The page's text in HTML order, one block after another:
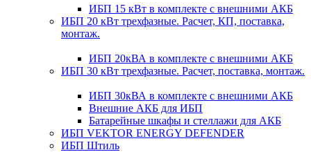
ИБП 15 кВт в комплекте с внешними АКБ
ИБП 20 кВт трехфазные. Расчет, КП, поставка,
монтаж.
ИБП 20кВА в комплекте с внешними АКБ
ИБП 30 кВт трехфазные. Расчет, поставка, монтаж.
ИБП 30кВА в комплекте с внешними АКБ
Внешние АКБ для ИБП
Батарейные шкафы и стеллажи для АКБ
ИБП VEKTOR ENERGY DEFENDER
ИБП Штиль